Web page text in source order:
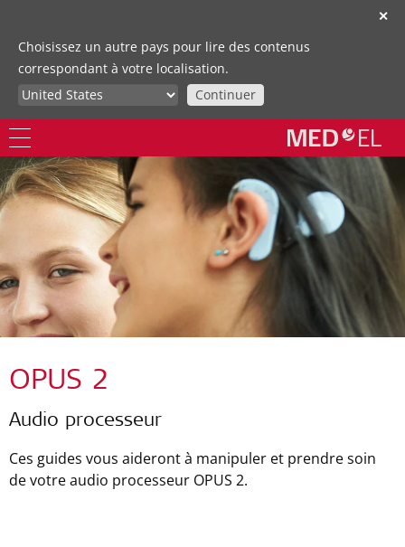
✕
Choisissez un autre pays pour lire des contenus
correspondant à votre localisation.
Continuer
OPUS 2
Audio processeur
Ces guides vous aideront à manipuler et prendre soin
de votre audio processeur OPUS 2.